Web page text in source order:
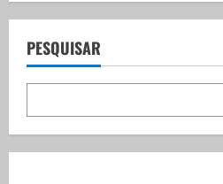
a
v
i
g
PESQUISAR